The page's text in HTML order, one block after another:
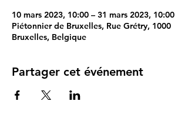
10 mars 2023, 10:00 – 31 mars 2023, 10:00
Piétonnier de Bruxelles, Rue Grétry, 1000
Bruxelles, Belgique
Partager cet événement